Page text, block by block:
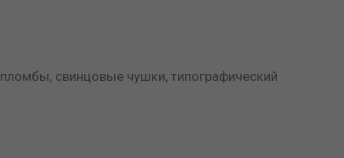
свинцовые чушки, типографический